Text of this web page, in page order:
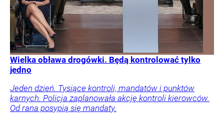
Wielka obława drogówki. Będą kontrolować tylko
jedno
Jeden dzień. Tysiące kontroli, mandatów i punktów
karnych. Policja zaplanowała akcję kontroli kierowców.
Od rana posypią się mandaty.